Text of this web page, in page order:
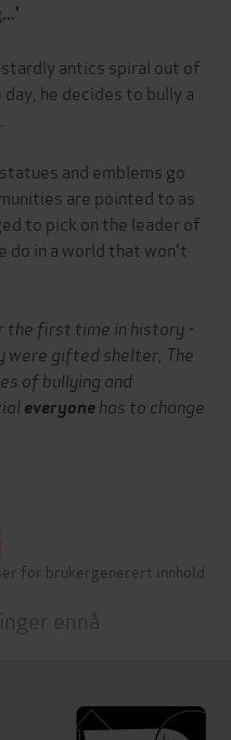
antics spiral out of
he decides to bully a
and emblems go
are pointed to as
to pick on the leader of
do in a world that won't
the first time in history -
were gifted shelter, The
of bullying and
everyonehas to change
for brukergenerert innhold
ennå